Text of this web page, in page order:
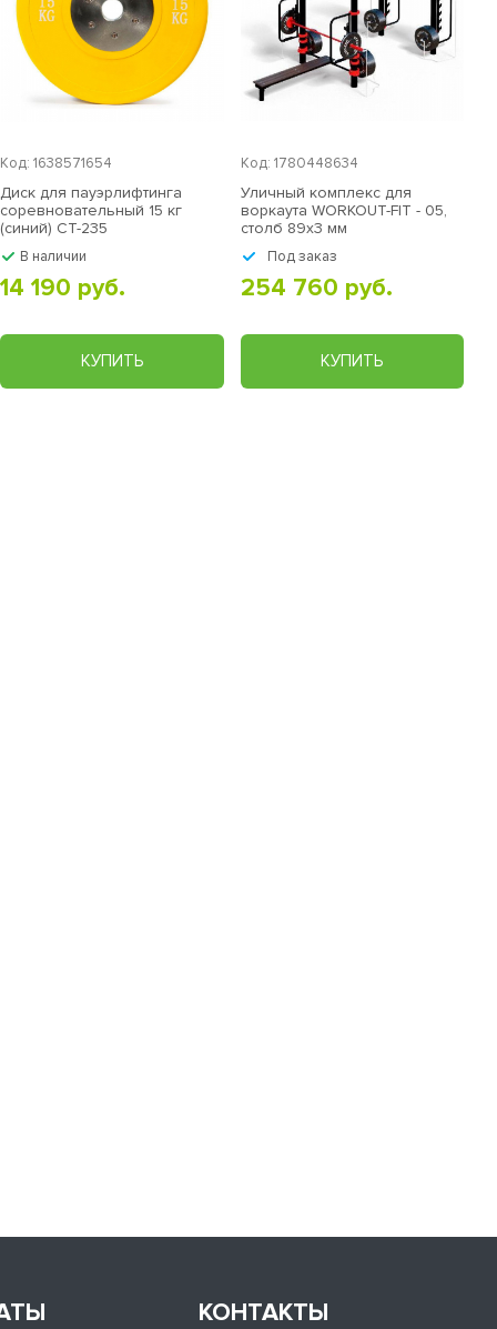
Код: 1638571654
Диск для пауэрлифтинга
соревновательный 15 кг
(синий) СТ-235
В наличии
14 190 руб.
КУПИТЬ
Код: 1780448634
Уличный комплекс для
воркаута WORKOUT-FIT - 05,
столб 89х3 мм
Под заказ
254 760 руб.
КУПИТЬ
КОНТАКТЫ